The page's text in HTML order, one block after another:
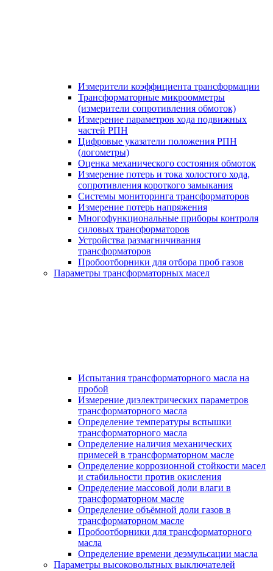
Измерители коэффициента трансформации
Трансформаторные микроомметры
(измерители сопротивления обмоток)
Измерение параметров хода подвижных
частей РПН
Цифровые указатели положения РПН
(логометры)
Оценка механического состояния обмоток
Измерение потерь и тока холостого хода,
сопротивления короткого замыкания
Системы мониторинга трансформаторов
Измерение потерь напряжения
Многофункциональные приборы контроля
силовых трансформаторов
Устройства размагничивания
трансформаторов
Пробоотборники для отбора проб газов
Параметры трансформаторных масел
Испытания трансформаторного масла на
пробой
Измерение диэлектрических параметров
трансформаторного масла
Определение температуры вспышки
трансформаторного масла
Определение наличия механических
примесей в трансформаторном масле
Определение коррозионной стойкости масел
и стабильности против окисления
Определение массовой доли влаги в
трансформаторном масле
Определение объёмной доли газов в
трансформаторном масле
Пробоотборники для трансформаторного
масла
Определение времени деэмульсации масла
Параметры высоковольтных выключателей